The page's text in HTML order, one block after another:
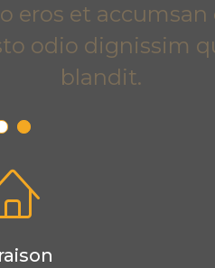
accumsan et
qui